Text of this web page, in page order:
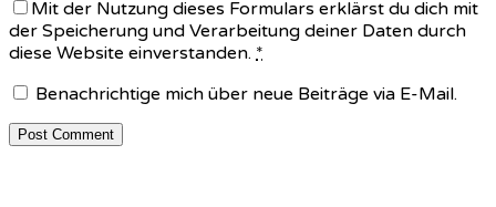
Mit der Nutzung dieses Formulars erklärst du dich mit
der Speicherung und Verarbeitung deiner Daten durch
diese Website einverstanden. *
Benachrichtige mich über neue Beiträge via E-Mail.